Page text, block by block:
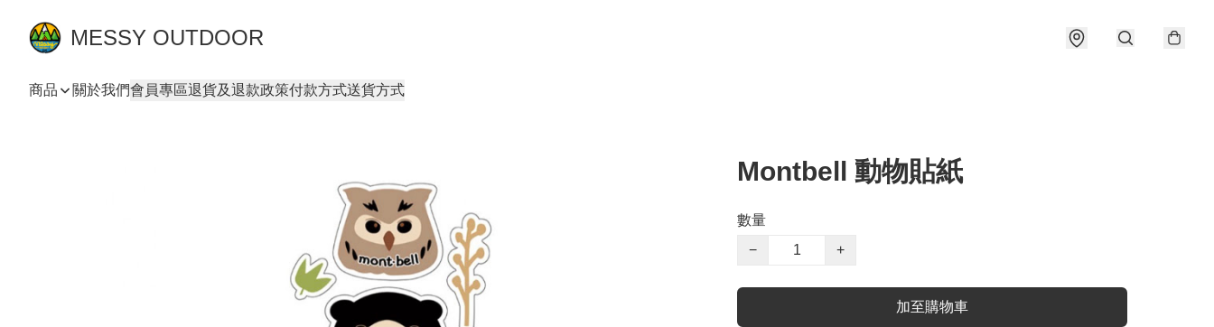
MESSY OUTDOOR
商品 關於我們會員專區退貨及退款政策付款方式送貨方式
Montbell 動物貼紙
數量
−
+
加至購物車